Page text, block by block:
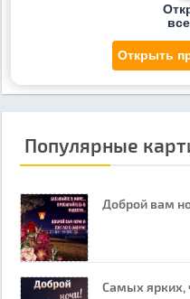
Открыть
Популярные
Доброй вам
Самых ярких,